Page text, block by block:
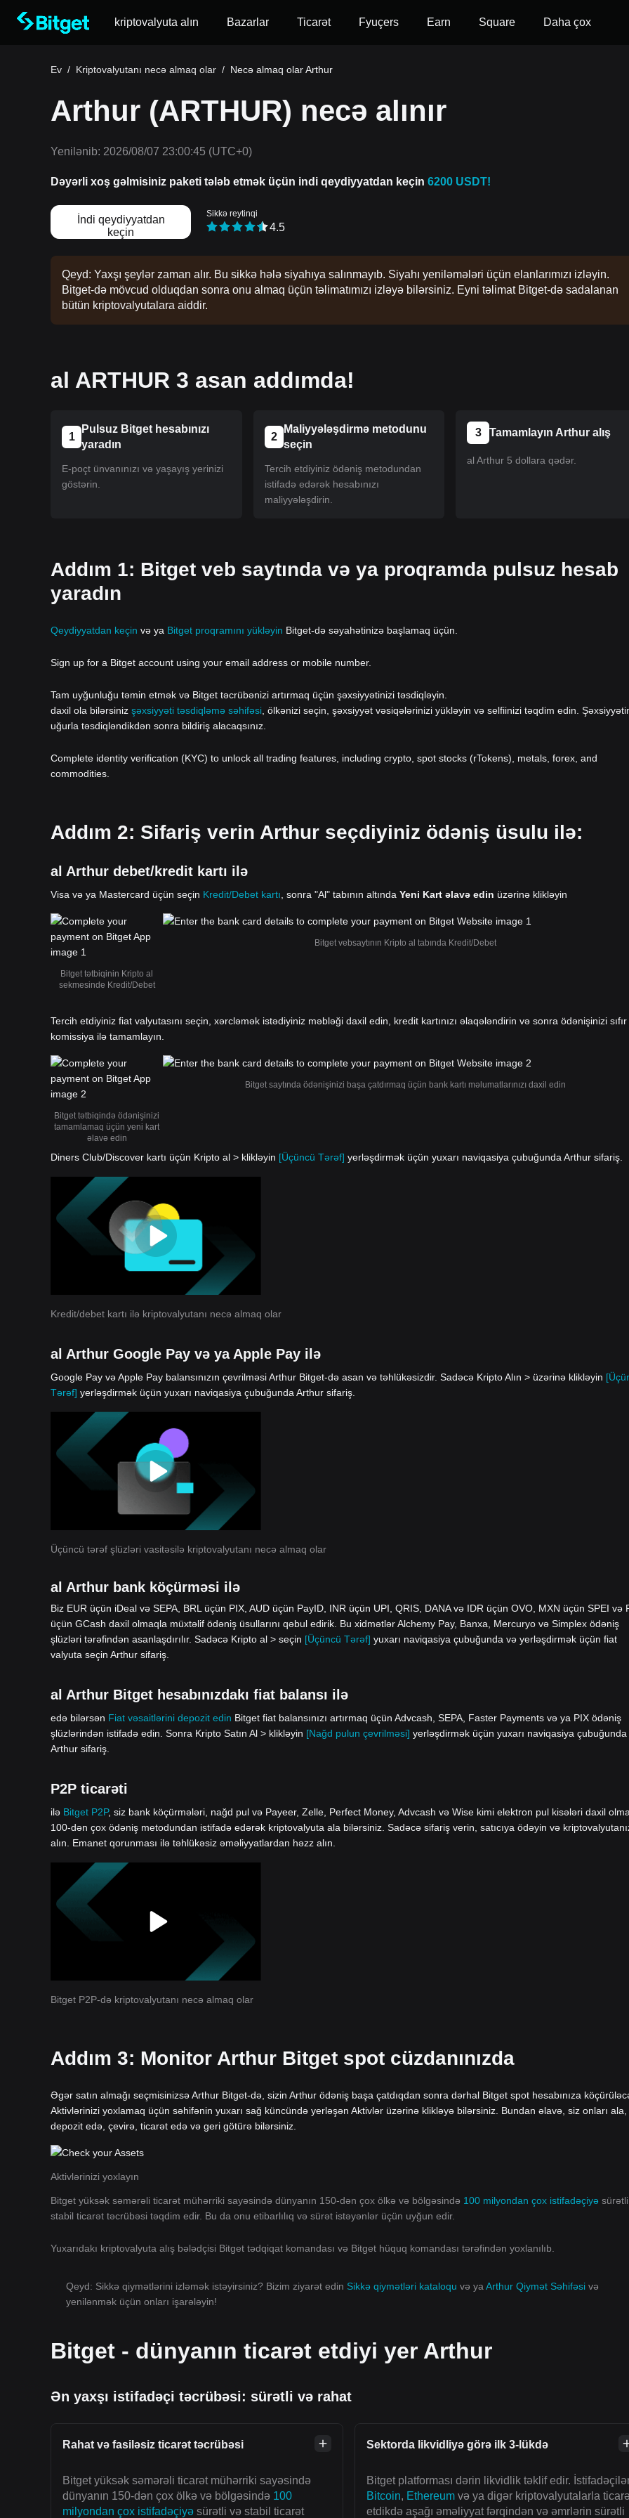
kriptovalyuta alın Bazarlar Ticarət Fyuçers Earn Square Daha çox
Ev / Kriptovalyutanı necə almaq olar / Necə almaq olar Arthur
Arthur (ARTHUR) necə alınır
Yenilənib: 2026/08/07 23:00:45 (UTC+0)
Dəyərli xoş gəlmisiniz paketi tələb etmək üçün indi qeydiyyatdan keçin 6200 USDT!
İndi qeydiyyatdan
keçin
Sikkə reytinqi
4.5
Qeyd: Yaxşı şeylər zaman alır. Bu sikkə hələ siyahıya salınmayıb. Siyahı yeniləmələri üçün elanlarımızı izləyin.
Bitget-də mövcud olduqdan sonra onu almaq üçün təlimatımızı izləyə bilərsiniz. Eyni təlimat Bitget-də sadalanan
bütün kriptovalyutalara aiddir.
al ARTHUR 3 asan addımda!
1
Pulsuz Bitget hesabınızı
yaradın
E-poçt ünvanınızı və yaşayış yerinizi
göstərin.
2
Maliyyələşdirmə metodunu
seçin
Tercih etdiyiniz ödəniş metodundan
istifadə edərək hesabınızı
maliyyələşdirin.
3 Tamamlayın Arthur alış
al Arthur 5 dollara qədər.
Addım 1: Bitget veb saytında və ya proqramda pulsuz hesab
yaradın
Qeydiyyatdan keçin və ya Bitget proqramını yükləyin Bitget-də səyahətinizə başlamaq üçün.
Sign up for a Bitget account using your email address or mobile number.
Tam uyğunluğu təmin etmək və Bitget təcrübənizi artırmaq üçün şəxsiyyətinizi təsdiqləyin.
daxil ola bilərsiniz şəxsiyyəti təsdiqləmə səhifəsi , ölkənizi seçin, şəxsiyyət vəsiqələrinizi yükləyin və selfiinizi təqdim edin.
uğurla təsdiqləndikdən sonra bildiriş alacaqsınız.
Complete identity verification (KYC) to unlock all trading features, including crypto, spot stocks (rTokens), metals, forex, and
commodities.
Addım 2: Sifariş verin Arthur seçdiyiniz ödəniş üsulu ilə:
al Arthur debet/kredit kartı ilə
Visa və ya Mastercard üçün seçin Kredit/Debet kartı , sonra "Al" tabının altında Yeni Kart əlavə edin üzərinə klikləyin
Bitget tətbiqinin Kripto al
sekmesinde Kredit/Debet
Bitget vebsaytının Kripto al tabında Kredit/Debet
Tercih etdiyiniz fiat valyutasını seçin, xərcləmək istədiyiniz məbləği daxil edin, kredit kartınızı əlaqələndirin və sonra ödənişinizi sıfır
komissiya ilə tamamlayın.
Bitget tətbiqində ödənişinizi
tamamlamaq üçün yeni kart
əlavə edin
Bitget saytında ödənişinizi başa çatdırmaq üçün bank kartı məlumatlarınızı daxil edin
Diners Club/Discover kartı üçün Kripto al > klikləyin [Üçüncü Tərəf] yerləşdirmək üçün yuxarı naviqasiya çubuğunda Arthur sifariş.
Kredit/debet kartı ilə kriptovalyutanı necə almaq olar
al Arthur Google Pay və ya Apple Pay ilə
Google Pay və Apple Pay balansınızın çevrilməsi Arthur Bitget-də asan və təhlükəsizdir. Sadəcə Kripto Alın > üzərinə klikləyin
Tərəf] yerləşdirmək üçün yuxarı naviqasiya çubuğunda Arthur sifariş.
Üçüncü tərəf şlüzləri vasitəsilə kriptovalyutanı necə almaq olar
al Arthur bank köçürməsi ilə
Biz EUR üçün iDeal və SEPA, BRL üçün PIX, AUD üçün PayID, INR üçün UPI, QRIS, DANA və IDR üçün OVO, MXN üçün SPEI və
üçün GCash daxil olmaqla müxtəlif ödəniş üsullarını qəbul edirik. Bu xidmətlər Alchemy Pay, Banxa, Mercuryo və Simplex ödəniş
şlüzləri tərəfindən asanlaşdırılır. Sadəcə Kripto al > seçin [Üçüncü Tərəf] yuxarı naviqasiya çubuğunda və yerləşdirmək üçün fiat
valyuta seçin Arthur sifariş.
al Arthur Bitget hesabınızdakı fiat balansı ilə
edə bilərsən Fiat vəsaitlərini depozit edin Bitget fiat balansınızı artırmaq üçün Advcash, SEPA, Faster Payments və ya PIX ödəniş
şlüzlərindən istifadə edin. Sonra Kripto Satın Al > klikləyin [Nağd pulun çevrilməsi] yerləşdirmək üçün yuxarı naviqasiya çubuğunda
Arthur sifariş.
P2P ticarəti
ilə Bitget P2P, siz bank köçürmələri, nağd pul və Payeer, Zelle, Perfect Money, Advcash və Wise kimi elektron pul kisələri daxil
100-dən çox ödəniş metodundan istifadə edərək kriptovalyuta ala bilərsiniz. Sadəcə sifariş verin, satıcıya ödəyin və
alın. Emanet qorunması ilə təhlükəsiz əməliyyatlardan həzz alın.
Bitget P2P-də kriptovalyutanı necə almaq olar
Addım 3: Monitor Arthur Bitget spot cüzdanınızda
Əgər satın almağı seçmisinizsə Arthur Bitget-də, sizin Arthur ödəniş başa çatdıqdan sonra dərhal Bitget spot hesabınıza
Aktivlərinizi yoxlamaq üçün səhifənin yuxarı sağ küncündə yerləşən Aktivlər üzərinə klikləyə bilərsiniz. Bundan əlavə, siz onları ala,
depozit edə, çevirə, ticarət edə və geri götürə bilərsiniz.
Aktivlərinizi yoxlayın
Bitget yüksək səmərəli ticarət mühərriki sayəsində dünyanın 150-dən çox ölkə və bölgəsində 100 milyondan çox istifadəçiyə
stabil ticarət təcrübəsi təqdim edir. Bu da onu etibarlılıq və sürət istəyənlər üçün uyğun edir.
Yuxarıdakı kriptovalyuta alış bələdçisi Bitget tədqiqat komandası və Bitget hüquq komandası tərəfindən yoxlanılıb.
Qeyd: Sikkə qiymətlərini izləmək istəyirsiniz? Bizim ziyarət edin Sikkə qiymətləri kataloqu və ya Arthur Qiymət Səhifəsi və
yenilənmək üçün onları işarələyin!
Bitget - dünyanın ticarət etdiyi yer Arthur
Ən yaxşı istifadəçi təcrübəsi: sürətli və rahat
Rahat və fasiləsiz ticarət təcrübəsi
Bitget yüksək səmərəli ticarət mühərriki sayəsində
dünyanın 150-dən çox ölkə və bölgəsində 100
milyondan çox istifadəçiyə sürətli və stabil ticarət
Sektorda likvidliyə görə ilk 3-lükdə
Bitget platforması dərin likvidlik təklif edir.
Bitcoin, Ethereum və ya digər kriptovalyutalarla
etdikdə aşağı əməliyyat fərqindən və əmrlərin sürətli